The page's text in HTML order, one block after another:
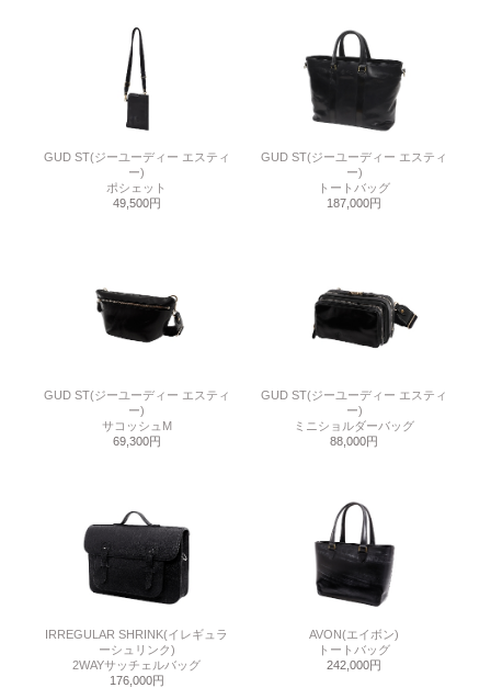
GUD ST(ジーユーディー エスティ
ー)
ポシェット
49,500円
GUD ST(ジーユーディー エスティ
ー)
トートバッグ
187,000円
GUD ST(ジーユーディー エスティ
ー)
サコッシュM
69,300円
GUD ST(ジーユーディー エスティ
ー)
ミニショルダーバッグ
88,000円
IRREGULAR SHRINK(イレギュラ
ーシュリンク)
2WAYサッチェルバッグ
176,000円
AVON(エイボン)
トートバッグ
242,000円